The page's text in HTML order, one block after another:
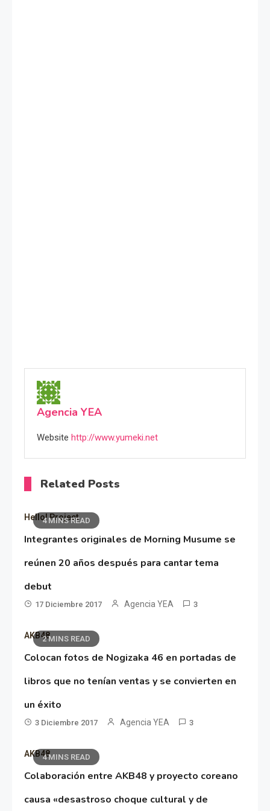
Agencia YEA
Website http://www.yumeki.net
Related Posts
4 MINS READ
Hello! Project
Integrantes originales de Morning Musume se
reúnen 20 años después para cantar tema
debut
17 Diciembre 2017 Agencia YEA 3
2 MINS READ
AKB48
Colocan fotos de Nogizaka 46 en portadas de
libros que no tenían ventas y se convierten en
un éxito
3 Diciembre 2017 Agencia YEA 3
4 MINS READ
AKB48
Colaboración entre AKB48 y proyecto coreano
causa «desastroso choque cultural y de